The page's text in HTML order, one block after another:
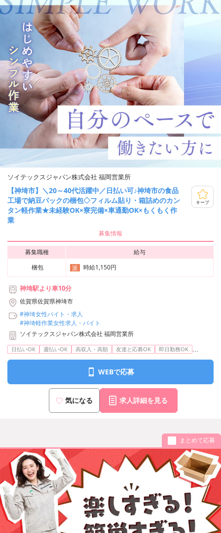
ソイテックスジャパン株式会社 福岡営業所
【神埼市】＼20～40代活躍中／日払い可♪神埼市の食品
工場で納豆パックの梱包◇フィルム貼り・箱詰めのカン
タン軽作業★未経験OK×寮完備×車通勤OK×もくもく作
業
キープ
募集情報
募集職種
給与
梱包
派 時給1,150円
神埼駅より車10分
佐賀県佐賀県神埼市
#神埼女性バイト・求人
#神埼軽作業女性求人・バイト
ソイテックスジャパン株式会社 福岡営業所
日払いOK 週払いOK 高収入・高額 友達と応募OK 即日勤務OK ...
WEBで応募
気になる 求人詳細を見る
まとめて応募